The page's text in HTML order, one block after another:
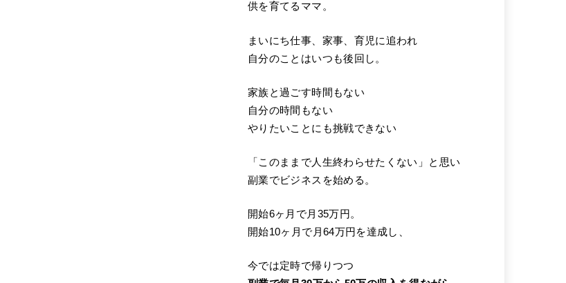
供を育てるママ。
まいにち仕事、家事、育児に追われ
自分のことはいつも後回し。
家族と過ごす時間もない
自分の時間もない
やりたいことにも挑戦できない
「このままで人生終わらせたくない」と思い
副業でビジネスを始める。
開始6ヶ月で月35万円。
開始10ヶ月で月64万円を達成し、
今では定時で帰りつつ